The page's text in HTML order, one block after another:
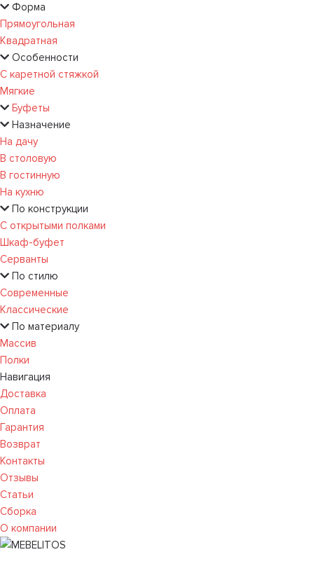
Форма
Прямоугольная
Квадратная
Особенности
С каретной стяжкой
Мягкие
Буфеты
Назначение
На дачу
В столовую
В гостинную
На кухню
По конструкции
С открытыми полками
Шкаф-буфет
Серванты
По стилю
Современные
Классические
По материалу
Массив
Полки
Навигация
Доставка
Оплата
Гарантия
Возврат
Контакты
Отзывы
Статьи
Сборка
О компании